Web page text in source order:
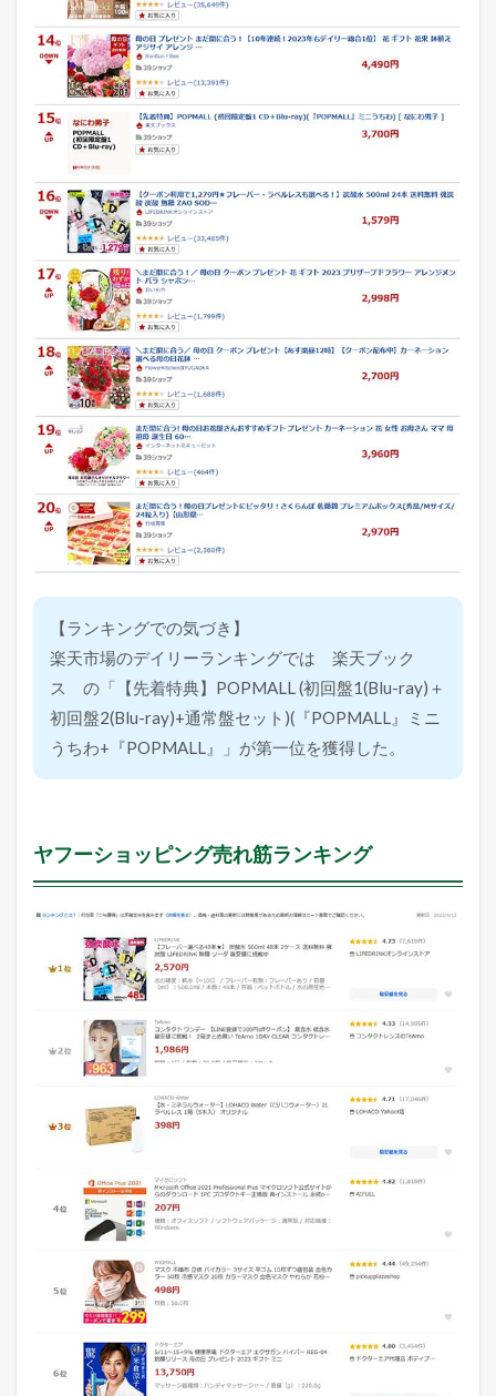
【ランキングでの気づき】
楽天市場のデイリーランキングでは 楽天ブック
ス の「【先着特典】POPMALL (初回盤1(Blu-ray)＋
初回盤2(Blu-ray)+通常盤セット)(『POPMALL』ミニ
うちわ+『POPMALL』」が第一位を獲得した。
ヤフーショッピング売れ筋ランキング